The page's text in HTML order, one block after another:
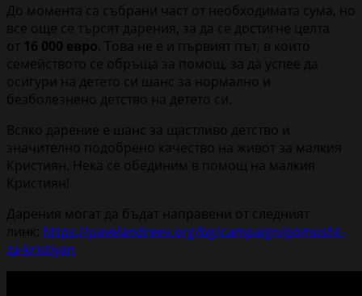
До момента са събрани част от необходимата сума, но
все още се търсят дарения, за да се достигне целта
от 16 000 евро. Това не е и първият път, в които
семейството се обръща за помощ, за да успее да
осигури на детето си шанс за нормално и
безболезнено детство на детето си.
Всяко дарение е шанс за щастливо детство и
значително подобрено качество на живот за малкия
Кристиян. Нека се обединим в помощ на малкия
Кристиян!
Дарения могат да бъдат направени от следният
линк: https://pavelandreev.org/bg/campaign/pomosht-
za-kristiyan